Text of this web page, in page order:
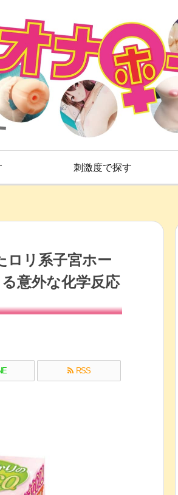
刺激度で探す
ロリ系子宮ホー
意外な化学反応
RSS